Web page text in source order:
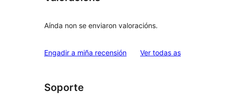
Aínda non se enviaron valoracións.
Engadir a miña recensión Ver todas asvaloracións
Soporte